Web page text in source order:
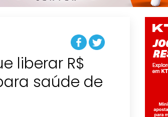
liberar R$
saúde de